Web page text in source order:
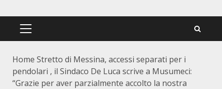
PRIMÄRES
Home Stretto di Messina, accessi separati per i
pendolari , il Sindaco De Luca scrive a Musumeci:
“Grazie per aver parzialmente accolto la nostra